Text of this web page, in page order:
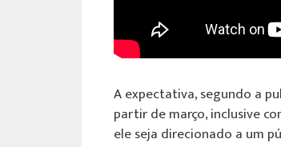
A expectativa, segundo a
partir de março, inclusive
ele seja direcionado a um